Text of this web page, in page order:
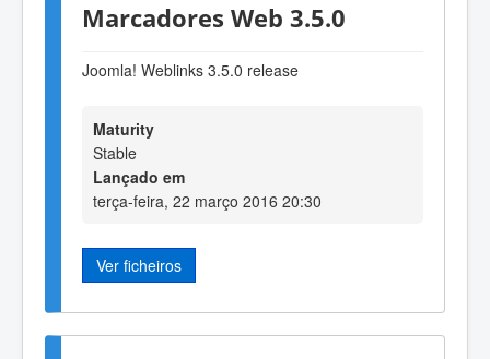
Marcadores Web 3.5.0
Joomla! Weblinks 3.5.0 release
Maturity
Stable
Lançado em
terça-feira, 22 março 2016 20:30
Ver ficheiros